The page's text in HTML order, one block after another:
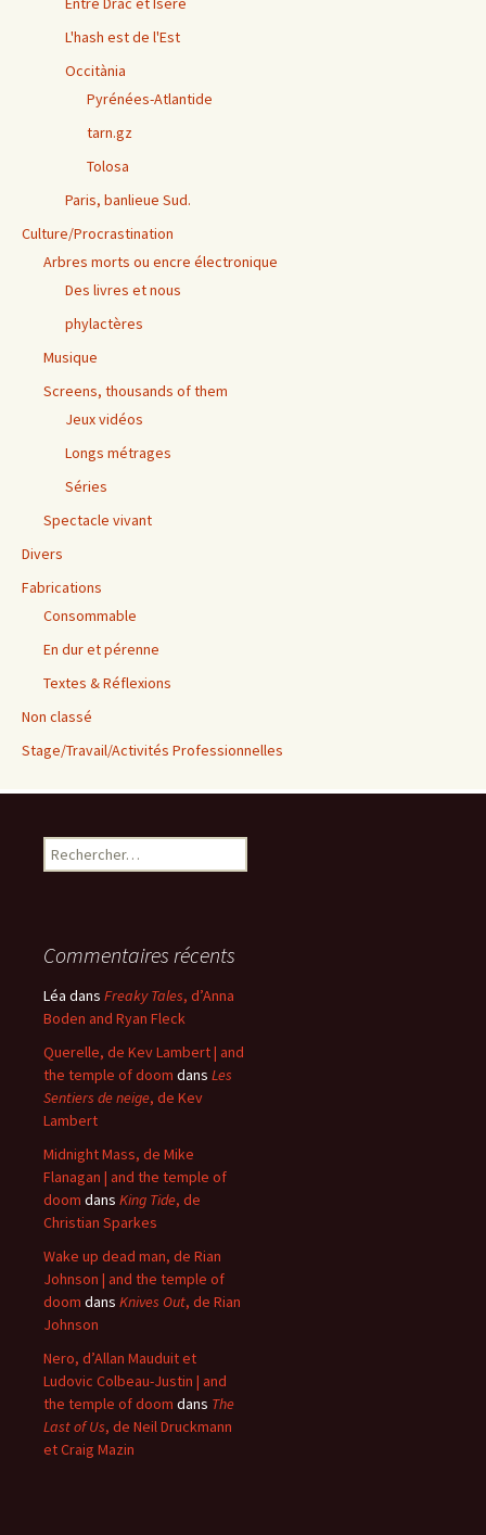
L'hash est de l'Est
Occitània
Pyrénées-Atlantide
tarn.gz
Tolosa
Paris, banlieue Sud.
Culture/Procrastination
Arbres morts ou encre électronique
Des livres et nous
phylactères
Musique
Screens, thousands of them
Jeux vidéos
Longs métrages
Séries
Spectacle vivant
Divers
Fabrications
Consommable
En dur et pérenne
Textes & Réflexions
Non classé
Stage/Travail/Activités Professionnelles
Rechercher :
Commentaires récents
Léa dans Freaky Tales, d’Anna
Boden and Ryan Fleck
Querelle, de Kev Lambert | and
the temple of doom dans Les
Sentiers de neige, de Kev
Lambert
Midnight Mass, de Mike
Flanagan | and the temple of
doom dans King Tide, de
Christian Sparkes
Wake up dead man, de Rian
Johnson | and the temple of
doom dans Knives Out, de Rian
Johnson
Nero, d’Allan Mauduit et
Ludovic Colbeau-Justin | and
the temple of doom dans The
Last of Us, de Neil Druckmann
et Craig Mazin